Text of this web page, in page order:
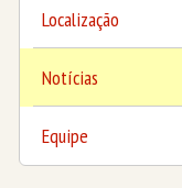
Localização
Notícias
Equipe